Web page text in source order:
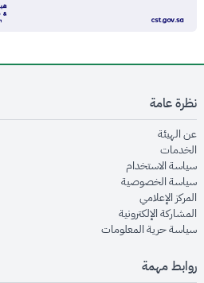
نظرة عامة
عن الهيئةopens in new window
الخدماتopens in new window
سياسة الاستخدام
سياسة الخصوصيةopens in new window
المركز الإعلاميopens in new window
المشاركة الإلكترونيةopens in new window
سياسة حرية المعلوماتopens in new window
روابط مهمة